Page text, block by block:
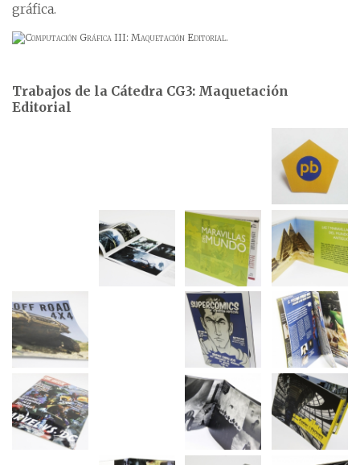
gráfica.
Trabajos de la Cátedra CG3: Maquetación
Editorial